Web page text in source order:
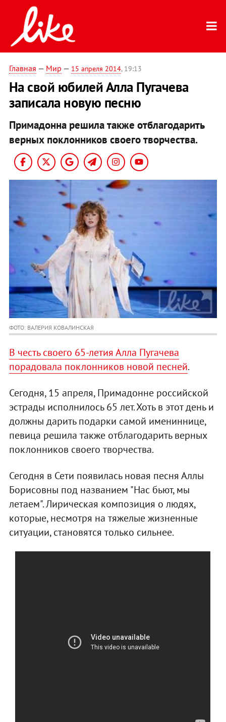
Главная — Мир — 15 апреля 2014, 19:13
На свой юбилей Алла Пугачева
записала новую песню
Примадонна решила также отблагодарить
верных поклонников своего творчества.
ФОТО: ВАЛЕРИЯ КОВАЛИНСКАЯ
В честь своего 65-летия Алла Пугачева
порадовала поклонников новой песней.
Сегодня, 15 апреля, Примадонне российской
эстрады исполнилось 65 лет. Хоть в этот день и
должны дарить подарки самой имениннице,
певица решила также отблагодарить верных
поклонников своего творчества.
Сегодня в Сети появилась новая песня Аллы
Борисовны под названием "Нас бьют, мы
летаем". Лирическая композиция о людях,
которые, несмотря на тяжелые жизненные
ситуации, становятся только сильнее.